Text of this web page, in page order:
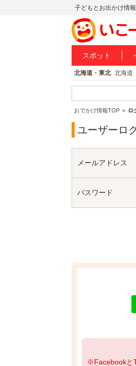
子どもとお出かけ情
スポット
北海道・東北 北海道
おでかけ情報TOP ロ
ユーザーロ
メールアドレス
パスワード
※Facebookと